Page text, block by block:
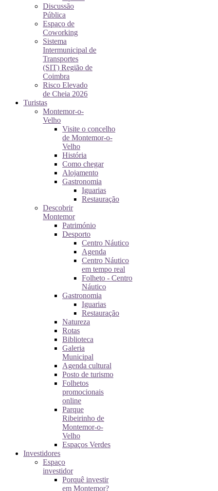
Discussão
Pública
Espaço de
Coworking
Sistema
Intermunicipal de
Transportes
(SIT) Região de
Coimbra
Risco Elevado
de Cheia 2026
Turistas
Montemor-o-
Velho
Visite o concelho
de Montemor-o-
Velho
História
Como chegar
Alojamento
Gastronomia
Iguarias
Restauração
Descobrir
Montemor
Património
Desporto
Centro Náutico
Agenda
Centro Náutico
em tempo real
Folheto - Centro
Náutico
Gastronomia
Iguarias
Restauração
Natureza
Rotas
Biblioteca
Galeria
Municipal
Agenda cultural
Posto de turismo
Folhetos
promocionais
online
Parque
Ribeirinho de
Montemor-o-
Velho
Espaços Verdes
Investidores
Espaço
investidor
Porquê investir
em Montemor?